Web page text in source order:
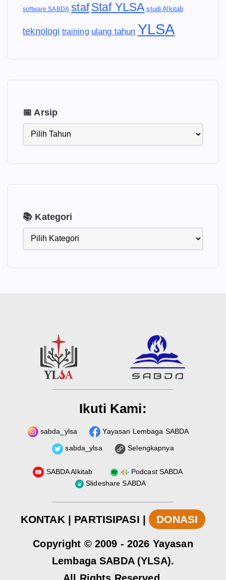
software SABDA staf Staf YLSA studi Alkitab
teknologi training ulang tahun YLSA
📅 Arsip
📚 Kategori
Ikuti Kami:
sabda_ylsa Yayasan Lembaga SABDA
sabda_ylsa Selengkapnya
SABDA Alkitab
Podcast SABDA
Slideshare SABDA
KONTAK | PARTISIPASI | DONASI
Copyright © 2009 - 2026 Yayasan
Lembaga SABDA (YLSA).